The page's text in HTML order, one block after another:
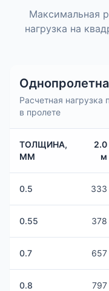
Максимальная
нагрузка на
Расчетная нагрузка
в пролете
ТОЛЩИНА,
ММ
2.0
м
0.5 333
0.55 378
0.7 657
0.8 797